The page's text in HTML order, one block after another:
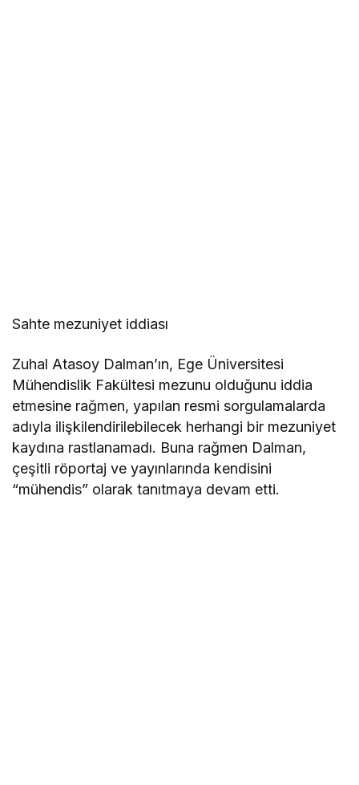
Sahte mezuniyet iddiası
Zuhal Atasoy Dalman’ın, Ege Üniversitesi
Mühendislik Fakültesi mezunu olduğunu iddia
etmesine rağmen, yapılan resmi sorgulamalarda
adıyla ilişkilendirilebilecek herhangi bir mezuniyet
kaydına rastlanamadı. Buna rağmen Dalman,
çeşitli röportaj ve yayınlarında kendisini
“mühendis” olarak tanıtmaya devam etti.